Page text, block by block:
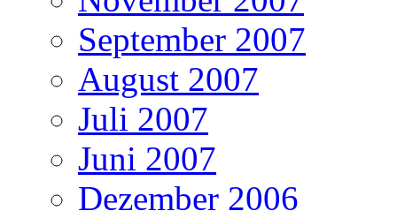
September 2007
August 2007
Juli 2007
Juni 2007
Dezember 2006